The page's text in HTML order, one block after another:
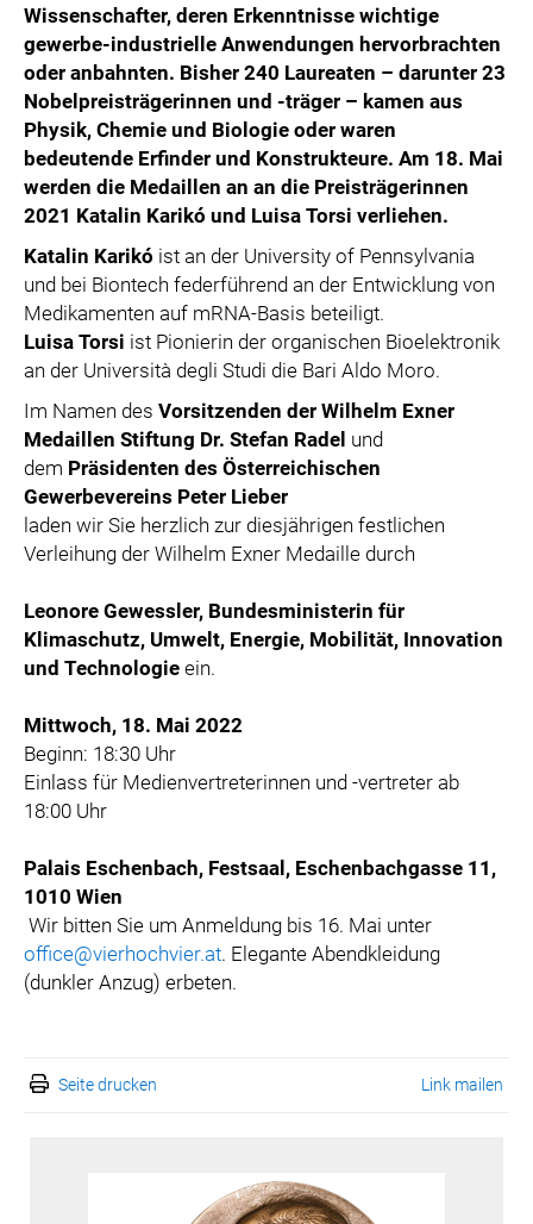
Wissenschafter, deren Erkenntnisse wichtige
gewerbe-industrielle Anwendungen hervorbrachten
oder anbahnten. Bisher 240 Laureaten – darunter 23
Nobelpreisträgerinnen und -träger – kamen aus
Physik, Chemie und Biologie oder waren
bedeutende Erfinder und Konstrukteure. Am 18. Mai
werden die Medaillen an an die Preisträgerinnen
2021 Katalin Karikó und Luisa Torsi verliehen.
Katalin Karikó ist an der University of Pennsylvania
und bei Biontech federführend an der Entwicklung von
Medikamenten auf mRNA-Basis beteiligt.
Luisa Torsi ist Pionierin der organischen Bioelektronik
an der Università degli Studi die Bari Aldo Moro.
Im Namen des Vorsitzenden der Wilhelm Exner
Medaillen Stiftung Dr. Stefan Radel und
dem Präsidenten des Österreichischen
Gewerbevereins Peter Lieber
laden wir Sie herzlich zur diesjährigen festlichen
Verleihung der Wilhelm Exner Medaille durch
Leonore Gewessler, Bundesministerin für
Klimaschutz, Umwelt, Energie, Mobilität, Innovation
und Technologie ein.
Mittwoch, 18. Mai 2022
Beginn: 18:30 Uhr
Einlass für Medienvertreterinnen und -vertreter ab
18:00 Uhr
Palais Eschenbach, Festsaal, Eschenbachgasse 11,
1010 Wien
Wir bitten Sie um Anmeldung bis 16. Mai unter
office@vierhochvier.at. Elegante Abendkleidung
(dunkler Anzug) erbeten.
Seite drucken Link mailen